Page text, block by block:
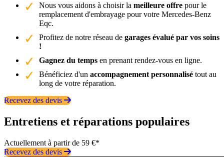
Nous vous aidons à choisir la meilleure offre pour le
remplacement d'embrayage pour votre Mercedes-Benz
Eqc.
Profitez de notre réseau de garages évalué par vos soins
!
Gagnez du temps en prenant rendez-vous en ligne.
Bénéficiez d'un accompagnement personnalisé tout au
long de votre réparation.
Recevez des devis
Entretiens et réparations populaires
Actuellement à partir de 59 €*
Recevez des devis